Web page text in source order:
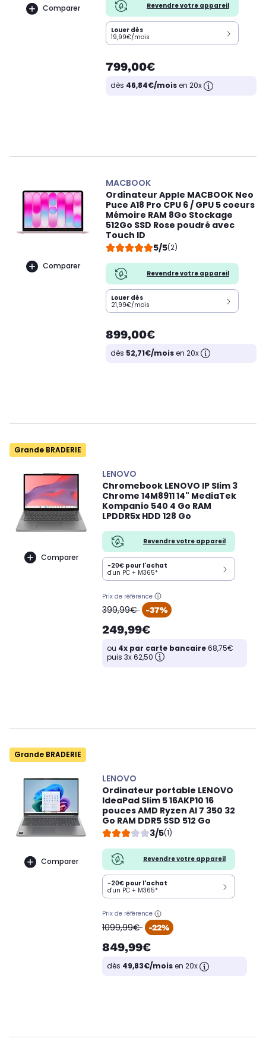
Comparer Revendre votre appareil
Louer dès
19,99€/mois
799,00€
dès 46,84€/moisen 20x
Comparer
MACBOOK
Ordinateur Apple MACBOOK Neo
Puce A18 Pro CPU 6 / GPU 5 coeurs
Mémoire RAM 8Go Stockage
512Go SSD Rose poudré avec
Touch ID
5/5(2)
Revendre votre appareil
Louer dès
21,99€/mois
899,00€
dès 52,71€/moisen 20x
Grande BRADERIE
Comparer
LENOVO
Chromebook LENOVO IP Slim 3
Chrome 14M8911 14" MediaTek
Kompanio 540 4 Go RAM
LPDDR5x HDD 128 Go
Revendre votre appareil
-20€ pour l'achat
d'un PC + M365*
Prix de référence
oldPrice
399,99€ -37%
249,99€
ou 4x par carte bancaire68,75€
puis 3x 62,50
Grande BRADERIE
Comparer
LENOVO
Ordinateur portable LENOVO
IdeaPad Slim 5 16AKP10 16
pouces AMD Ryzen AI 7 350 32
Go RAM DDR5 SSD 512 Go
3/5(1)
Revendre votre appareil
-20€ pour l'achat
d'un PC + M365*
Prix de référence
oldPrice
1099,99€ -22%
849,99€
dès 49,83€/moisen 20x